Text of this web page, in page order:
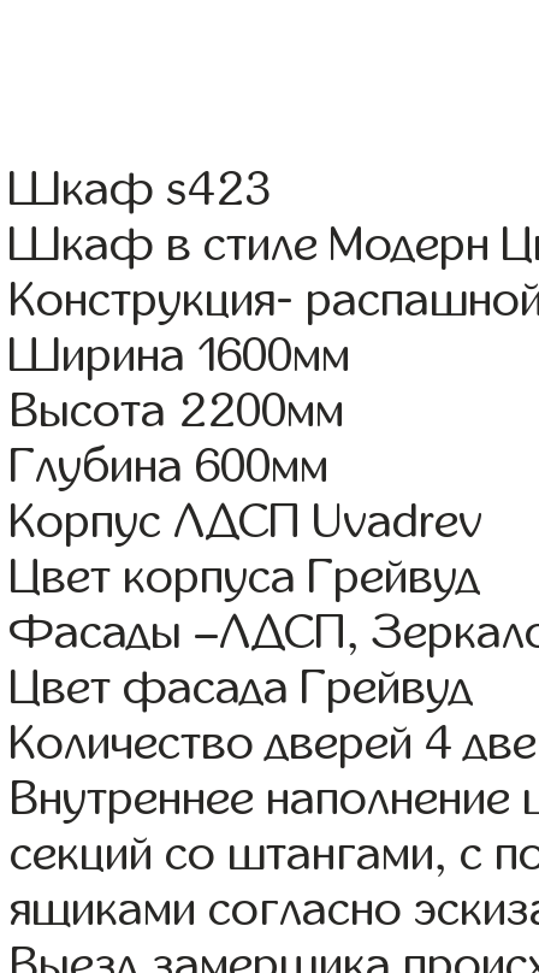
Шкаф s423
Шкаф в стиле Модерн
Конструкция-
Ширина 1600мм
Высота 2200мм
Глубина 600мм
Корпус ЛДСП Uvadrev
Цвет корпуса Грейвуд
Фасады –ЛДСП,
Цвет фасада Грейвуд
Количество дверей 4
Внутреннее
секций со штангами, с
ящиками согласно